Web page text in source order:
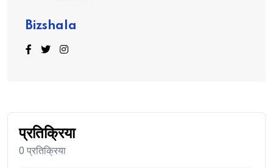
Bizshala
प्रतिक्रिया
0 प्रतिक्रिया